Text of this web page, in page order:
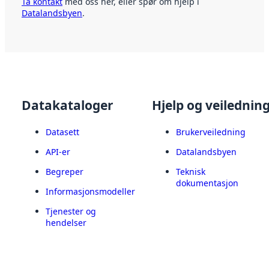
Datalandsbyen.
Datakataloger
Datasett
API-er
Begreper
Informasjonsmodeller
Tjenester og
hendelser
Hjelp og
Brukerveiledning
Datalandsbyen
Teknisk
dokumentasjon